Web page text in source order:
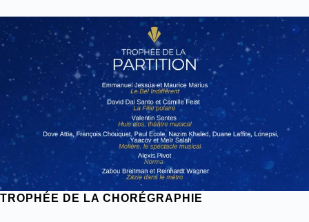
TROPHÉE DE LA CHORÉGRAPHIE